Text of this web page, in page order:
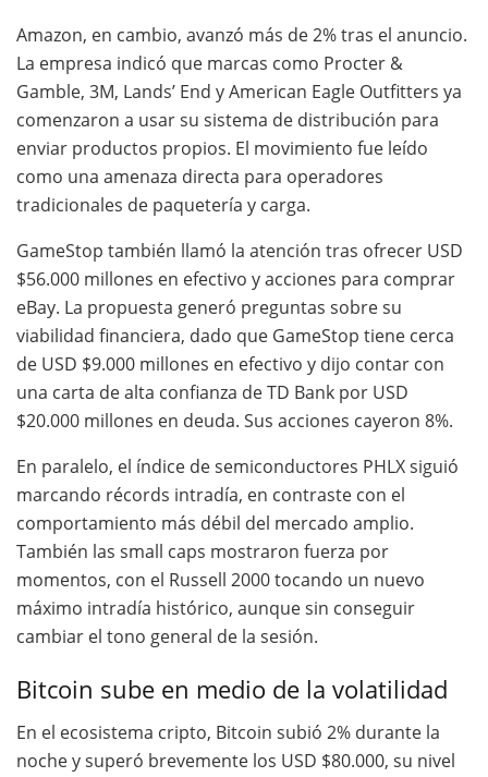
Amazon, en cambio, avanzó más de 2% tras el anuncio.
La empresa indicó que marcas como Procter &
Gamble, 3M, Lands’ End y American Eagle Outfitters ya
comenzaron a usar su sistema de distribución para
enviar productos propios. El movimiento fue leído
como una amenaza directa para operadores
tradicionales de paquetería y carga.
GameStop también llamó la atención tras ofrecer USD
$56.000 millones en efectivo y acciones para comprar
eBay. La propuesta generó preguntas sobre su
viabilidad financiera, dado que GameStop tiene cerca
de USD $9.000 millones en efectivo y dijo contar con
una carta de alta confianza de TD Bank por USD
$20.000 millones en deuda. Sus acciones cayeron 8%.
En paralelo, el índice de semiconductores PHLX siguió
marcando récords intradía, en contraste con el
comportamiento más débil del mercado amplio.
También las small caps mostraron fuerza por
momentos, con el Russell 2000 tocando un nuevo
máximo intradía histórico, aunque sin conseguir
cambiar el tono general de la sesión.
Bitcoin sube en medio de la volatilidad
En el ecosistema cripto, Bitcoin subió 2% durante la
noche y superó brevemente los USD $80.000, su nivel